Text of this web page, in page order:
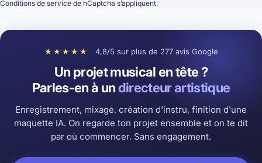
Conditions de service de hCaptcha s’appliquent.
★★★★★ 4,8/5 sur plus de 277 avis Google
Un projet musical en tête ?
Parles-en à undirecteur artistique
Enregistrement, mixage, création d'instru, finition d'une
maquette IA. On regarde ton projet ensemble et on te dit
par où commencer. Sans engagement.